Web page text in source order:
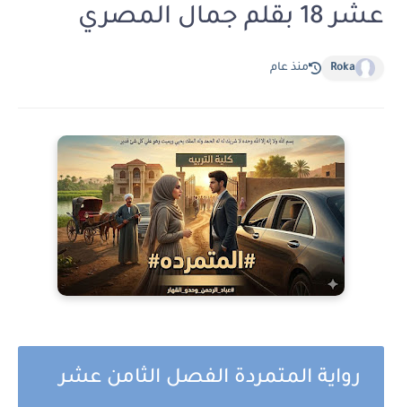
عشر 18 بقلم جمال المصري
Roka منذ عام
رواية المتمردة الفصل الثامن عشر